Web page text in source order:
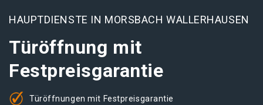
HAUPTDIENSTE IN MORSBACH WALLERHAUSEN
Türöffnung mit
Festpreisgarantie
Türöffnungen mit Festpreisgarantie